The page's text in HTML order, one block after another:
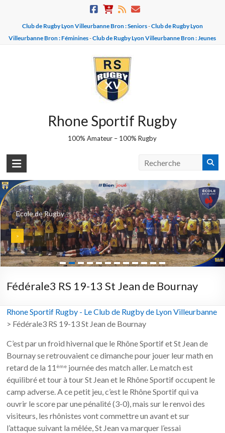
content
Club de Rugby Lyon Villeurbanne Bron : Seniors-Club de Rugby Lyon
Villeurbanne Bron : Féminines-Club de Rugby Lyon Villeurbanne Bron : Jeunes
Rhone Sportif Rugby
100% Amateur – 100% Rugby
Equipe U16 - BROZERS
Champions 2025-2026 - Vice champions 2026-2027 !
Revoir en vidéo >
Ecole de Rugby
>
Fédérale3 RS 19-13 St Jean de Bournay
Rhone Sportif Rugby - Le Club de Rugby de Lyon Villeurbanne
> Fédérale3 RS 19-13 St Jean de Bournay
C’est par un froid hivernal que le Rhône Sportif et St Jean de
Bournay se retrouvaient ce dimanche pour jouer leur math en
retard de la 11 ème journée des match aller. Le match est
équilibré et tour à tour St Jean et le Rhône Sportif occupent le
camp adverse. A ce petit jeu, c’est le Rhône Sportif qui va
ouvrir le score par une pénalité (3-0), mais sur le renvoi des
visiteurs, les rhônistes vont commettre un avant et sur
l’attaque suivant la mêlée, St Jean va marquer l’essai